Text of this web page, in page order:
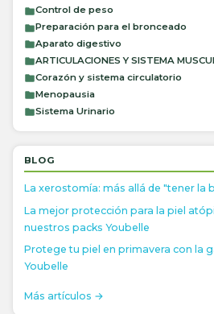
Control de peso
Preparación para el bronceado
Aparato digestivo
ARTICULACIONES Y SISTEMA
Corazón y sistema circulatorio
Menopausia
Sistema Urinario
BLOG
La xerostomía: más allá de "tener la
La mejor protección para la piel
nuestros packs Youbelle
Protege tu piel en primavera con la
Youbelle
Más artículos →